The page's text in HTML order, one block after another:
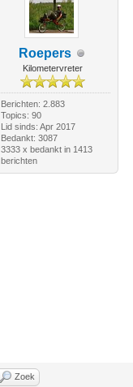
Roepers
Kilometervreter
Berichten: 2.883
Topics: 90
Lid sinds: Apr 2017
Bedankt: 3087
3333 x bedankt in 1413
berichten
Zoek